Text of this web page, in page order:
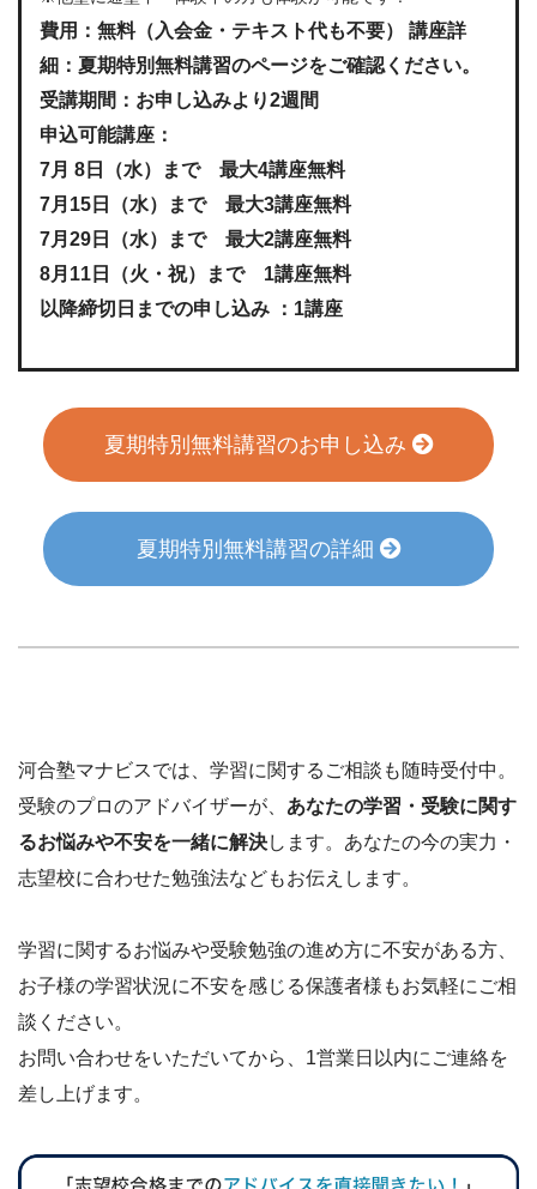
費用：無料（入会金・テキスト代も不要） 講座詳
細：夏期特別無料講習のページをご確認ください。
受講期間：お申し込みより2週間
申込可能講座：
7月 8日（水）まで 最大4講座無料
7月15日（水）まで 最大3講座無料
7月29日（水）まで 最大2講座無料
8月11日（火・祝）まで 1講座無料
以降締切日までの申し込み ：1講座
夏期特別無料講習のお申し込み
夏期特別無料講習の詳細
河合塾マナビスでは、学習に関するご相談も随時受付中。
受験のプロのアドバイザーが、 あなたの学習・受験に関す
るお悩みや不安を一緒に解決します。あなたの今の実力・
志望校に合わせた勉強法などもお伝えします。
学習に関するお悩みや受験勉強の進め方に不安がある方、
お子様の学習状況に不安を感じる保護者様もお気軽にご相
談ください。
お問い合わせをいただいてから、1営業日以内にご連絡を
差し上げます。